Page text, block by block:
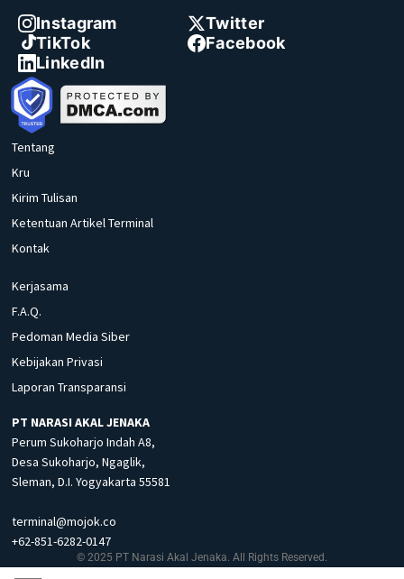
Instagram
Twitter
TikTok
Facebook
LinkedIn
Tentang
Kru
Kirim Tulisan
Ketentuan Artikel Terminal
Kontak
Kerjasama
F.A.Q.
Pedoman Media Siber
Kebijakan Privasi
Laporan Transparansi
PT NARASI AKAL JENAKA
Perum Sukoharjo Indah A8,
Desa Sukoharjo, Ngaglik,
Sleman, D.I. Yogyakarta 55581
terminal@mojok.co
+62-851-6282-0147
© 2025 PT Narasi Akal Jenaka. All Rights Reserved.